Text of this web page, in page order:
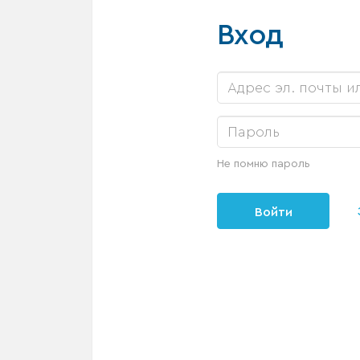
Вход
Не помню пароль